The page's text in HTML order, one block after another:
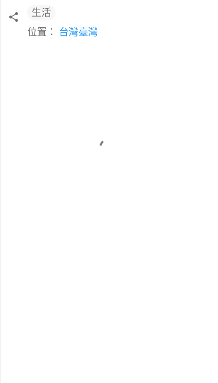
生活
位置： 台灣臺灣